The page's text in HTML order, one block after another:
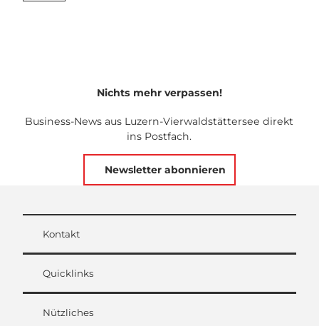
Nichts mehr verpassen!
Business-News aus Luzern-Vierwaldstättersee direkt
ins Postfach.
Newsletter abonnieren
Kontakt
Quicklinks
Nützliches